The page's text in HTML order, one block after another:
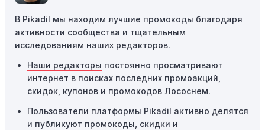
промокоды требуют соблюдения минимального
порога покупки, чтобы получить право на скидку. Если
сумма в корзине не соответствует указанному порогу,
код не сработает.
Географические ограничения:Действие некоторых
промокодов может быть ограничено определенными
местами или регионами. Если вы находитесь за
пределами указанного региона, то код не будет
В Pikadil мы находим лучшие промокоды благодаря
активности сообщества и тщательным
исследованиям наших редакторов.
Наши редакторы постоянно просматривают
интернет в поисках последних промоакций,
скидок, купонов и промокодов Лососнем.
Пользователи платформы Pikadil активно делятся
и публикуют промокоды, скидки и